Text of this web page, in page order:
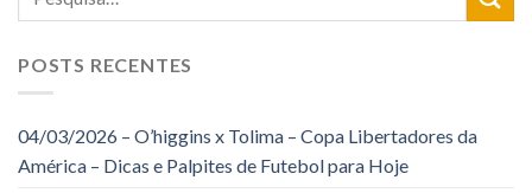
POSTS RECENTES
04/03/2026 – O’higgins x Tolima – Copa Libertadores da
América – Dicas e Palpites de Futebol para Hoje